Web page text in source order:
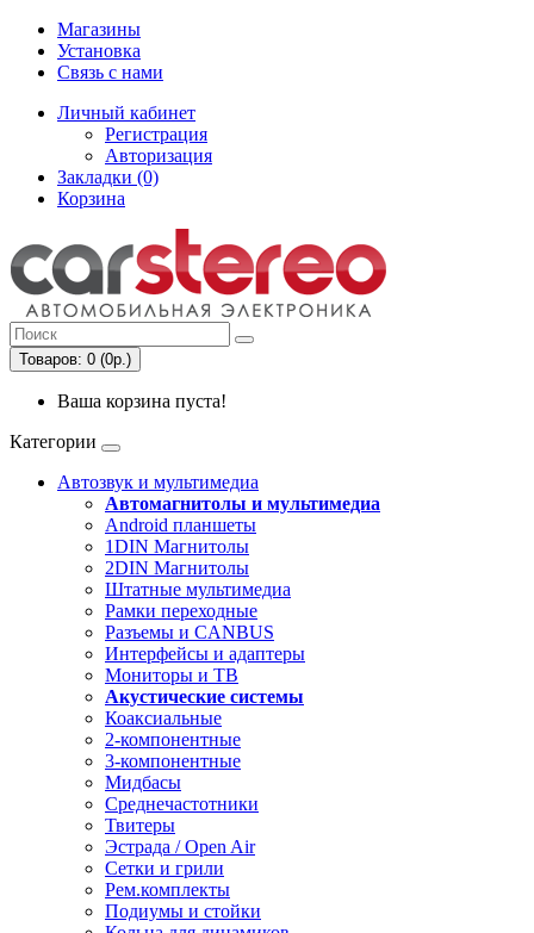
Магазины
Установка
Связь с нами
Личный кабинет
Регистрация
Авторизация
Закладки (0)
Корзина
Товаров: 0 (0р.)
Ваша корзина пуста!
Категории
Автозвук и мультимедиа
Автомагнитолы и мультимедиа
Android планшеты
1DIN Магнитолы
2DIN Магнитолы
Штатные мультимедиа
Рамки переходные
Разъемы и CANBUS
Интерфейсы и адаптеры
Мониторы и ТВ
Акустические системы
Коаксиальные
2-компонентные
3-компонентные
Мидбасы
Среднечастотники
Твитеры
Эстрада / Open Air
Сетки и грили
Рем.комплекты
Подиумы и стойки